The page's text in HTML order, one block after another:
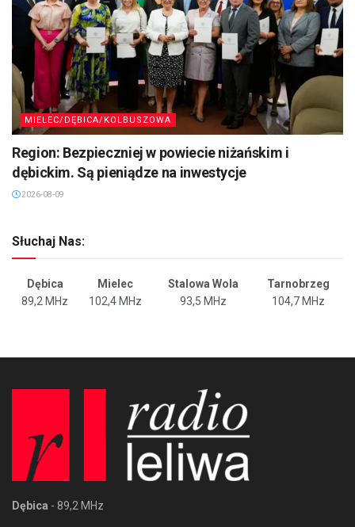
MIELEC/DĘBICA/KOLBUSZOWA
Region: Bezpieczniej w powiecie niżańskim i
dębickim. Są pieniądze na inwestycje
2026-08-09
Słuchaj Nas:
Dębica Mielec Stalowa Wola
Tarnobrzeg
89,2 MHz
102,4 MHz 93,5 MHz 104,7 MHz
Dębica - 89,2 MHz